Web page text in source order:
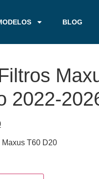
BLOG
2022-
T60 D20